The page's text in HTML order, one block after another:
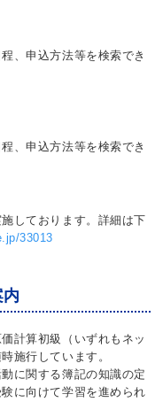
、申込方法等を検索でき
、申込方法等を検索でき
しております。詳細は下
33013
計算初級（いずれもネッ
施行しています。
に関する簿記の知識の定
に向けて学習を進められ